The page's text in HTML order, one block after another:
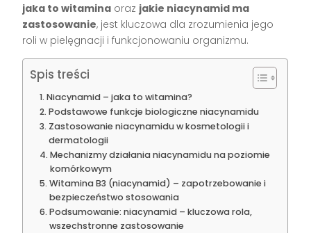
jaka to witamina oraz jakie niacynamid ma
zastosowanie, jest kluczowa dla zrozumienia jego
roli w pielęgnacji i funkcjonowaniu organizmu.
Spis treści
Niacynamid – jaka to witamina?
Podstawowe funkcje biologiczne niacynamidu
Zastosowanie niacynamidu w kosmetologii i
dermatologii
Mechanizmy działania niacynamidu na poziomie
komórkowym
Witamina B3 (niacynamid) – zapotrzebowanie i
bezpieczeństwo stosowania
Podsumowanie: niacynamid – kluczowa rola,
wszechstronne zastosowanie